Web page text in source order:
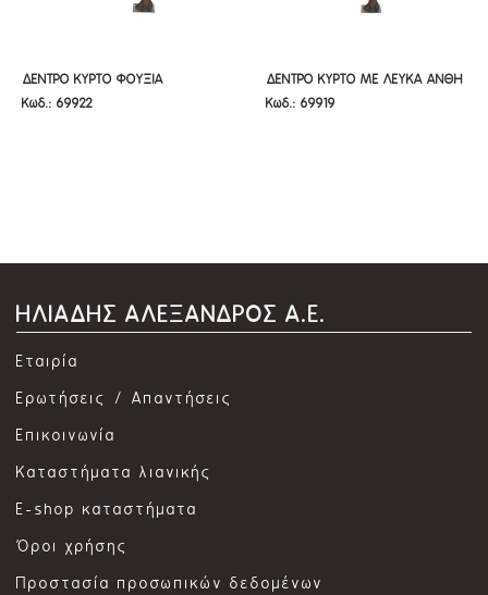
ΔΕΝΤΡΟ ΚΥΡΤΟ ΦΟΥΞΙΑ
ΒΟΥΚΑΜΒΙΛΙΑ 300Χ200Χ320ΕΚ
ΔΕΝΤΡΟ ΚΥΡΤΟ ΦΟΥΞΙΑ
ΒΟΥΚΑΜΒΙΛΙΑ 300Χ200Χ320ΕΚ
Κωδ.: 69922
ΔΕΝΤΡΟ ΚΥΡΤΟ ΜΕ ΛΕΥΚΑ ΑΝΘΗ
300Χ200Χ320ΕΚ
ΔΕΝΤΡΟ ΚΥΡΤΟ ΜΕ ΛΕΥΚΑ ΑΝΘΗ
300Χ200Χ320ΕΚ
Κωδ.: 69919
ΗΛΙΑΔΗΣ ΑΛΕΞΑΝΔΡΟΣ Α.Ε.
Εταιρία
Ερωτήσεις / Απαντήσεις
Επικοινωνία
Καταστήματα λιανικής
E-shop καταστήματα
Όροι χρήσης
Προστασία προσωπικών δεδομένων